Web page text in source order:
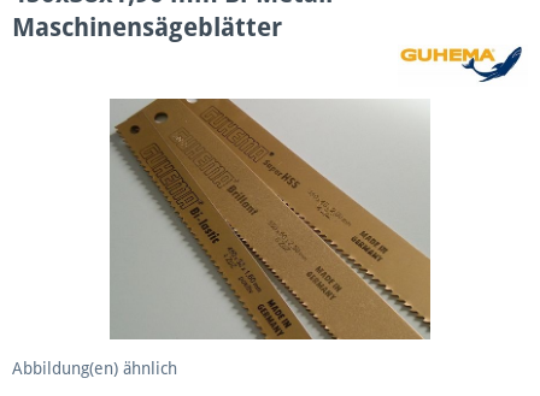
Maschinensägeblätter
Abbildung(en) ähnlich